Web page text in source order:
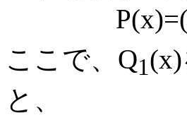
ここで、Q1
と、